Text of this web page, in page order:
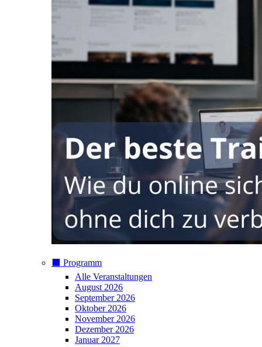
⬛️ Programm
Alle Veranstaltungen
August 2026
September 2026
Oktober 2026
November 2026
Dezember 2026
Januar 2027